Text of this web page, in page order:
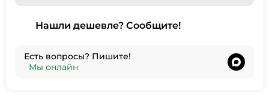
Нашли дешевле? Сообщите!
Есть вопросы? Пишите!
Мы онлайн